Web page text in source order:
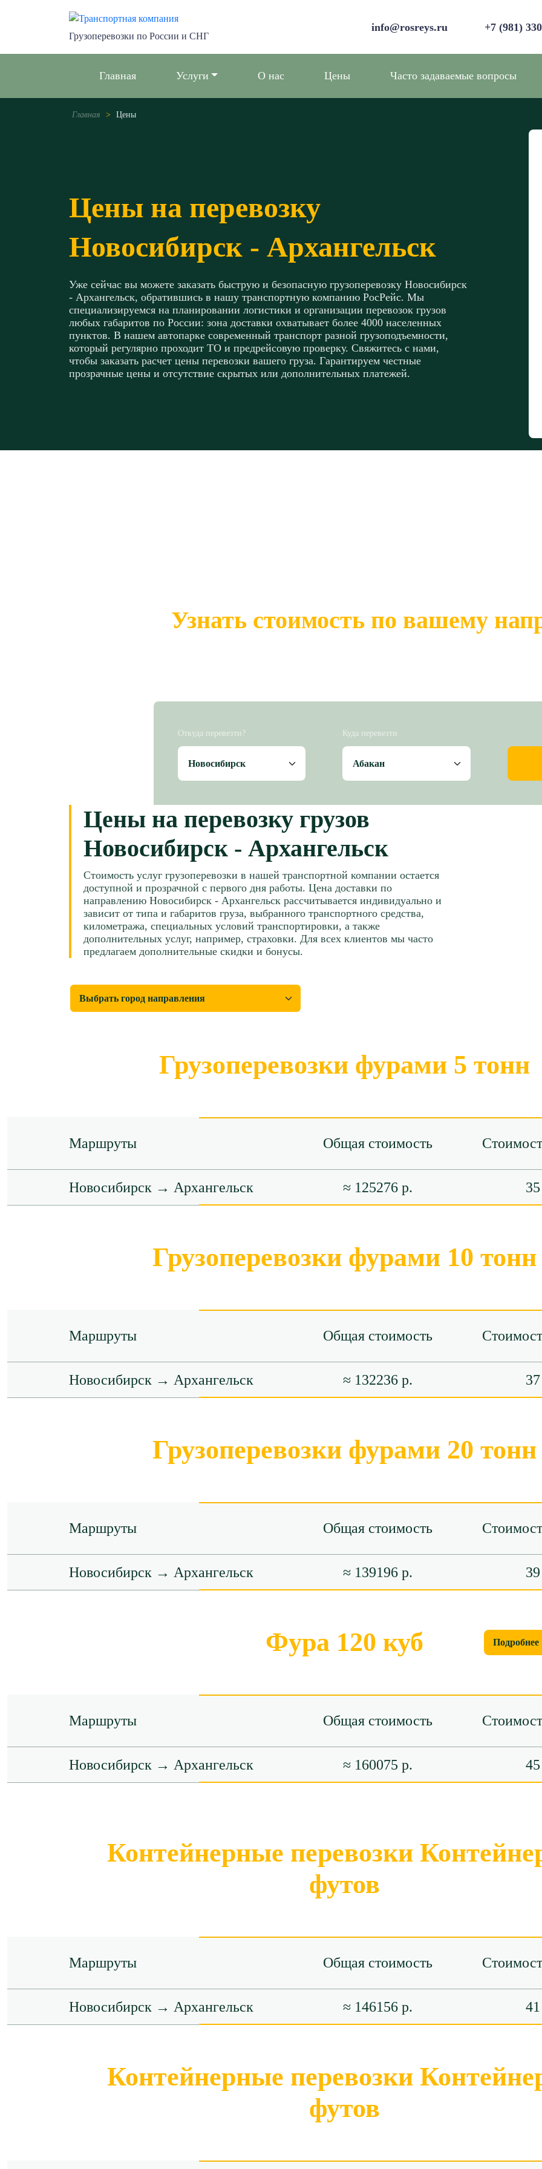
Грузоперевозки по России и СНГ
info@rosreys.ru +7 (981)
Главная Услуги О нас Цены Часто задаваемые вопросы
Главная > Цены
Цены на перевозку
Новосибирск - Архангельск
Уже сейчас вы можете заказать быструю и безопасную грузоперевозку Новосибирск
- Архангельск, обратившись в нашу транспортную компанию РосРейс. Мы
специализируемся на планировании логистики и организации перевозок грузов
любых габаритов по России: зона доставки охватывает более 4000 населенных
пунктов. В нашем автопарке современный транспорт разной грузоподъемности,
который регулярно проходит ТО и предрейсовую проверку. Свяжитесь с нами,
чтобы заказать расчет цены перевозки вашего груза. Гарантируем честные
прозрачные цены и отсутствие скрытых или дополнительных платежей.
Узнать стоимость по вашему
Откуда перевезти? Куда перевезти
Цены на перевозку грузов
Новосибирск - Архангельск
Стоимость услуг грузоперевозки в нашей транспортной компании остается
доступной и прозрачной с первого дня работы. Цена доставки по
направлению Новосибирск - Архангельск рассчитывается индивидуально и
зависит от типа и габаритов груза, выбранного транспортного средства,
километража, специальных условий транспортировки, а также
дополнительных услуг, например, страховки. Для всех клиентов мы часто
предлагаем дополнительные скидки и бонусы.
Грузоперевозки фурами 5 тонн
Маршруты Общая стоимость
Новосибирск → Архангельск ≈ 125276 р.
Грузоперевозки фурами 10 тонн
Маршруты Общая стоимость
Новосибирск → Архангельск ≈ 132236 р.
Грузоперевозки фурами 20 тонн
Маршруты Общая стоимость
Новосибирск → Архангельск ≈ 139196 р.
Фура 120 куб Подробнее
Маршруты Общая стоимость
Новосибирск → Архангельск ≈ 160075 р.
Контейнерные перевозки
футов
Маршруты Общая стоимость
Новосибирск → Архангельск ≈ 146156 р.
Контейнерные перевозки
футов